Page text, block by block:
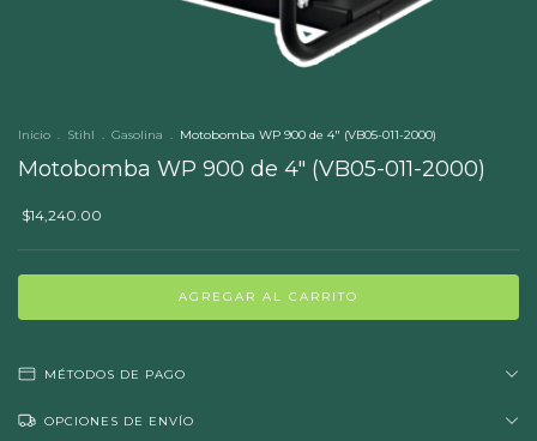
Inicio . Stihl . Gasolina . Motobomba WP 900 de 4" (VB05-011-2000)
Motobomba WP 900 de 4" (VB05-011-2000)
$14,240.00
MÉTODOS DE PAGO
OPCIONES DE ENVÍO